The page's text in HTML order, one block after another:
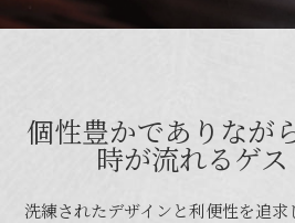
個性豊かでありなが
時が流れるゲ
洗練されたデザインと利便性を追求